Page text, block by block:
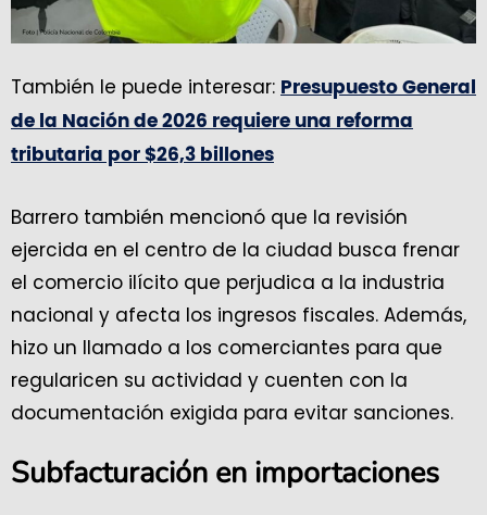
También le puede interesar: Presupuesto General
de la Nación de 2026 requiere una reforma
tributaria por $26,3 billones
Barrero también mencionó que la revisión
ejercida en el centro de la ciudad busca frenar
el comercio ilícito que perjudica a la industria
nacional y afecta los ingresos fiscales. Además,
hizo un llamado a los comerciantes para que
regularicen su actividad y cuenten con la
documentación exigida para evitar sanciones.
Subfacturación en importaciones